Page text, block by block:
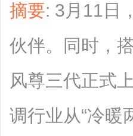
摘要: 3月11日
伙伴。同时，
风尊三代正式
调行业从“冷暖